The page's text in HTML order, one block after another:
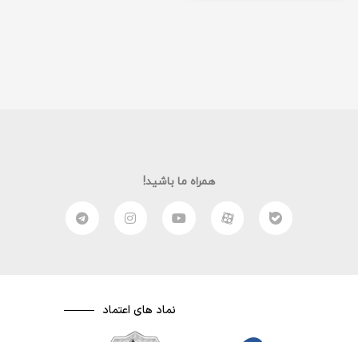
همراه ما باشید!
نماد های اعتماد